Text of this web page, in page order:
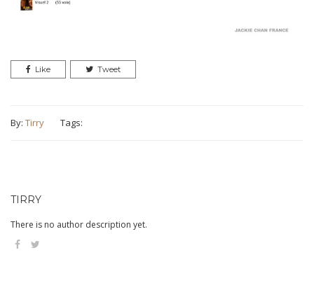
Like Tweet
By: Tirry Tags:
TIRRY
There is no author description yet.